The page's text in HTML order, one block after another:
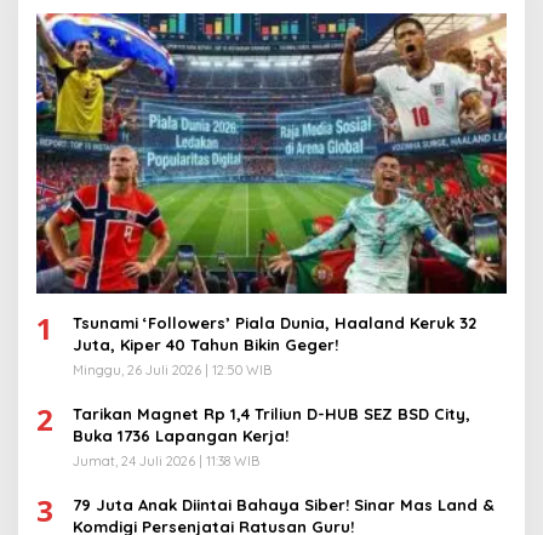
1
Tsunami ‘Followers’ Piala Dunia, Haaland Keruk 32
Juta, Kiper 40 Tahun Bikin Geger!
Minggu, 26 Juli 2026 | 12:50 WIB
2
Tarikan Magnet Rp 1,4 Triliun D-HUB SEZ BSD City,
Buka 1736 Lapangan Kerja!
Jumat, 24 Juli 2026 | 11:38 WIB
3
79 Juta Anak Diintai Bahaya Siber! Sinar Mas Land &
Komdigi Persenjatai Ratusan Guru!